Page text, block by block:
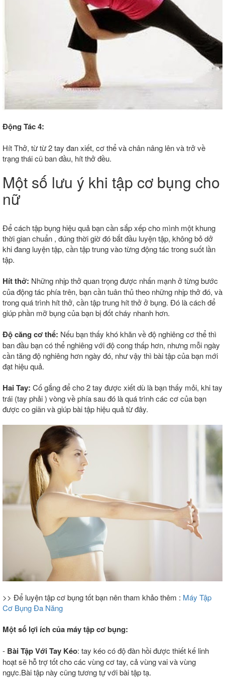
Động Tác 4:
Hít Thở, từ từ 2 tay đan xiết, cơ thể và chân nâng lên và trở về
trạng thái cũ ban đầu, hít thở đều.
Một số lưu ý khi tập cơ bụng cho
nữ
Để cách tập bụng hiệu quả bạn cần sắp xếp cho mình một khung
thời gian chuẩn , đúng thời giờ đó bắt đầu luyện tập, không bỏ dở
khi đang luyện tập, cần tập trung vào từng động tác trong suốt lần
tập.
Hít thở: Những nhịp thở quan trọng được nhấn mạnh ở từng bước
của động tác phía trên, bạn cần tuân thủ theo những nhịp thở đó, và
trong quá trình hít thở, cần tập trung hít thở ở bụng. Đó là cách để
giúp phần mỡ bụng của bạn bị đốt cháy nhanh hơn.
Độ căng cơ thể: Nếu bạn thấy khó khăn về độ nghiêng cơ thể thì
ban đầu bạn có thể nghiêng với độ cong thấp hơn, nhưng mỗi ngày
cần tăng độ nghiêng hơn ngày đó, như vậy thì bài tập của bạn mới
đạt hiệu quả.
Hai Tay: Cố gắng để cho 2 tay được xiết dù là bạn thấy mỏi, khi tay
trái (tay phải ) vòng về phía sau đó là quá trình các cơ của bạn
được co giãn và giúp bài tập hiệu quả từ đây.
>> Để luyện tập cơ bụng tốt bạn nên tham khảo thêm : Máy Tập
Cơ Bụng Đa Năng
Một số lợi ích của máy tập cơ bụng:
- Bài Tập Với Tay Kéo: tay kéo có độ đàn hồi được thiết kế linh
hoạt sẽ hỗ trợ tốt cho các vùng cơ tay, cả vùng vai và vùng
ngực.Bài tập này cũng tương tự với bài tập tạ.